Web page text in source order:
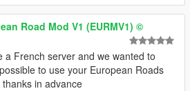
Road Mod V1 (EURMV1) ©
a French server and we wanted to
to use your European Roads
in advance